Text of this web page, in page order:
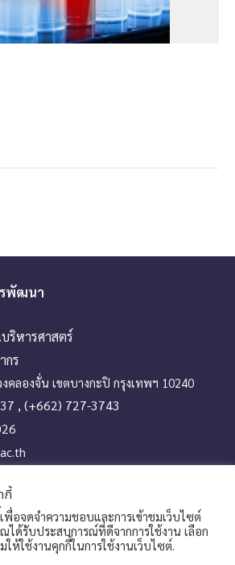
พัฒนา
หารศาสตร์
กร
คลองจั่น เขตบางกะปิ กรุงเทพฯ 10240
, (+662) 727-3743
กี้
พื่อจดจำความชอบและการเข้าชมเว็บไซต์
ด้รับประสบการณ์ที่ดีจากการใช้งาน เลือก
ห้ใช้งานคุกกี้ในการใช้งานเว็บไซต์.